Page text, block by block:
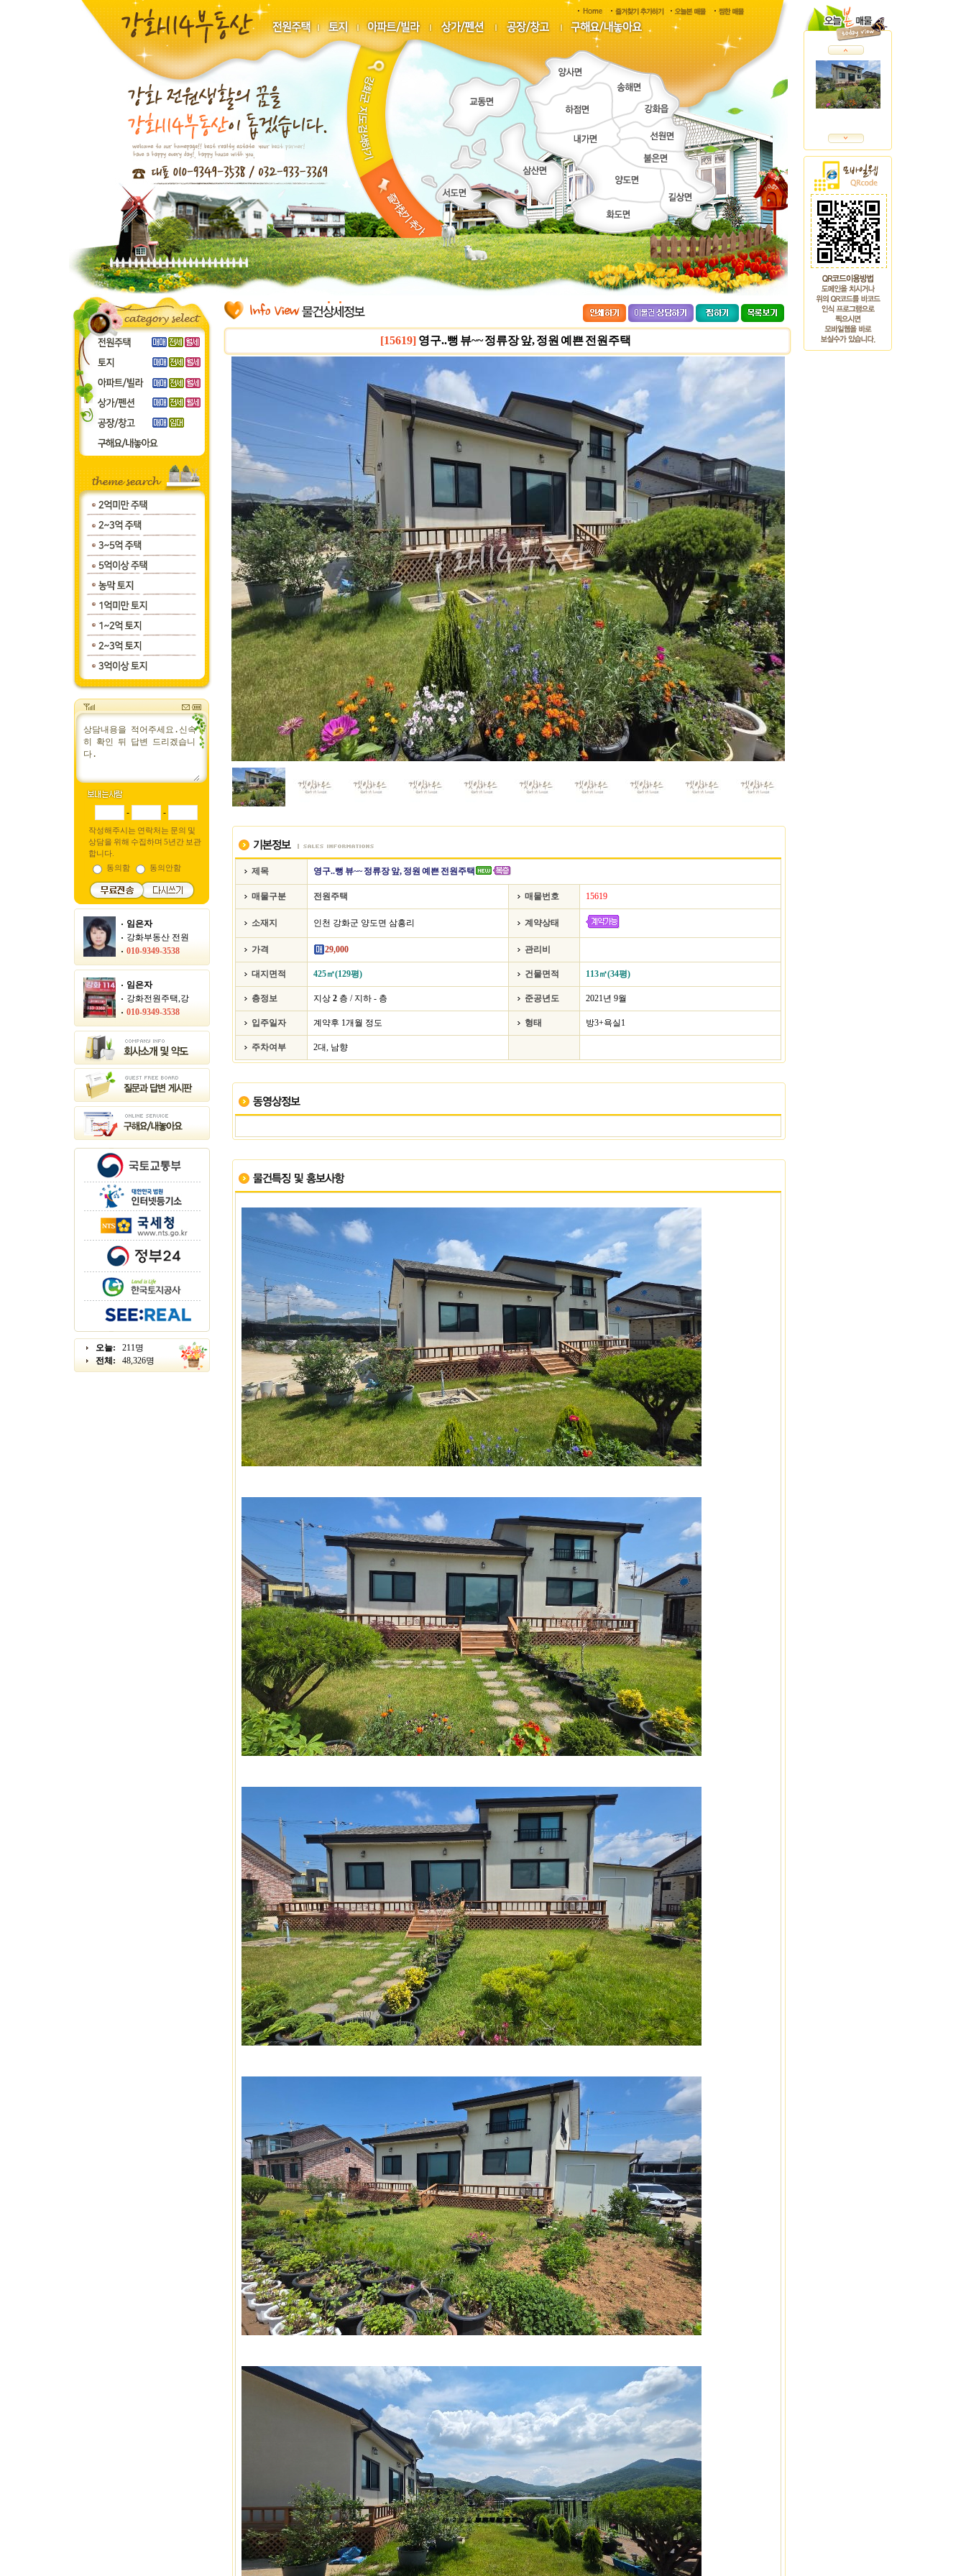
- -
작성해주시는 연락처는 문의 및
상담을 위해 수집하며 5년간 보관
합니다.
동의함
동의안함
임은자
강화부동산 전원
010-9349-3538
임은자
강화전원주택,강
010-9349-3538
오늘:
211명
전체:
48,326명
[15619] 영구..뻥 뷰~~ 정류장 앞, 정원 예쁜 전원주택
제목 영구..뻥 뷰~~ 정류장 앞, 정원 예쁜 전원주택
매물구분 전원주택 매물번호 15619
소재지 인천 강화군 양도면 삼흥리 계약상태
가격 29,000 관리비
대지면적 425㎡(129평) 건물면적 113㎡(34평)
층정보 지상 2 층 / 지하 - 층 준공년도 2021년 9월
입주일자 계약후 1개월 정도 형태 방3+욕실1
주차여부 2대, 남향